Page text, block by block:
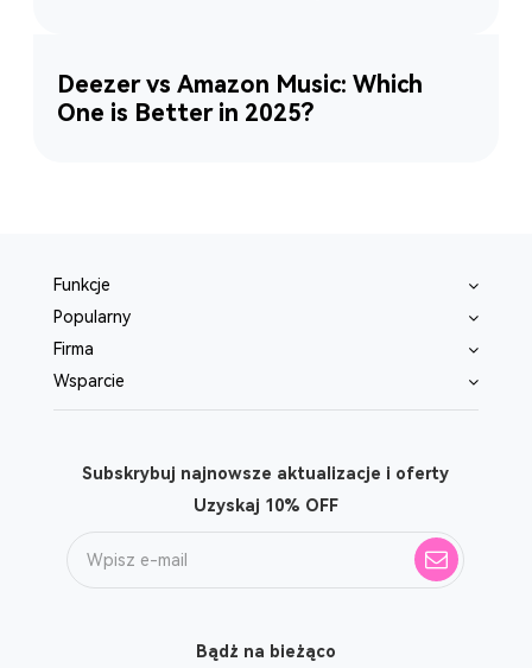
Deezer vs Amazon Music: Which
One is Better in 2025?
Funkcje
Popularny
Firma
Wsparcie
Subskrybuj najnowsze aktualizacje i oferty
Uzyskaj 10% OFF
Bądż na bieżąco